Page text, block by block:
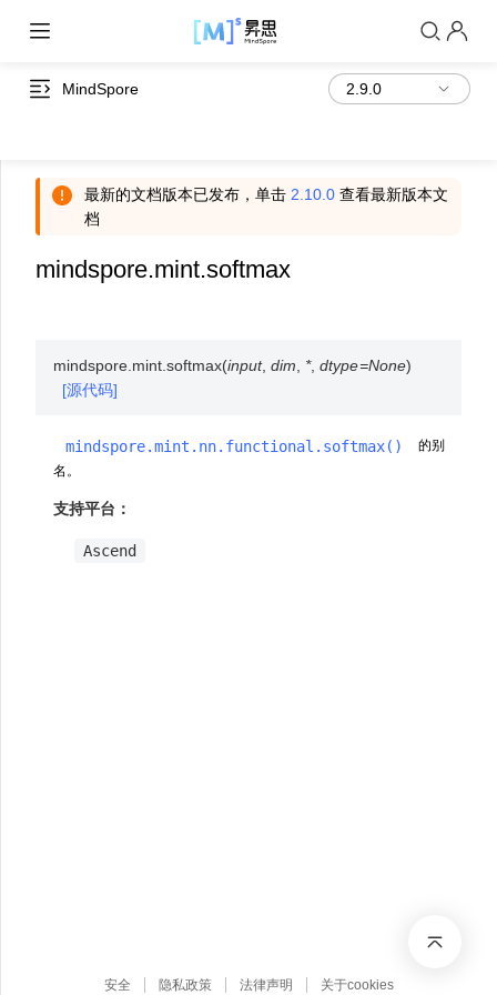
MindSpore
最新的文档版本已发布，单击 2.10.0 查看最新版本文
档
mindspore.mint.softmax
mindspore.mint.softmax(input,dim *,dtype=None)
[源代码]
mindspore.mint.nn.functional.softmax()
的别
名。
支持平台：
Ascend
安全 隐私政策 法律声明 关于cookies